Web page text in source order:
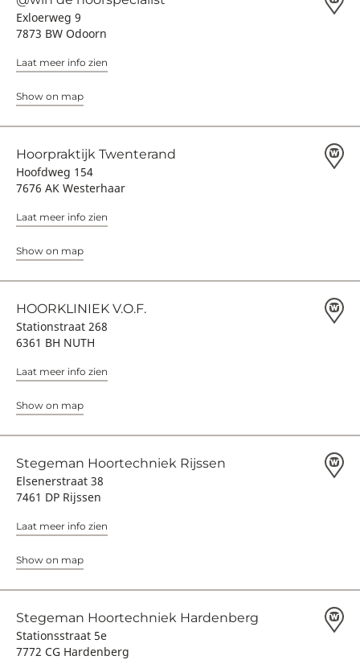
Exloerweg 9
7873 BW Odoorn
Laat meer info zien
Show on map
Hoorpraktijk Twenterand
Hoofdweg 154
7676 AK Westerhaar
Laat meer info zien
Show on map
HOORKLINIEK V.O.F.
Stationstraat 268
6361 BH NUTH
Laat meer info zien
Show on map
Stegeman Hoortechniek Rijssen
Elsenerstraat 38
7461 DP Rijssen
Laat meer info zien
Show on map
Stegeman Hoortechniek Hardenberg
Stationsstraat 5e
7772 CG Hardenberg